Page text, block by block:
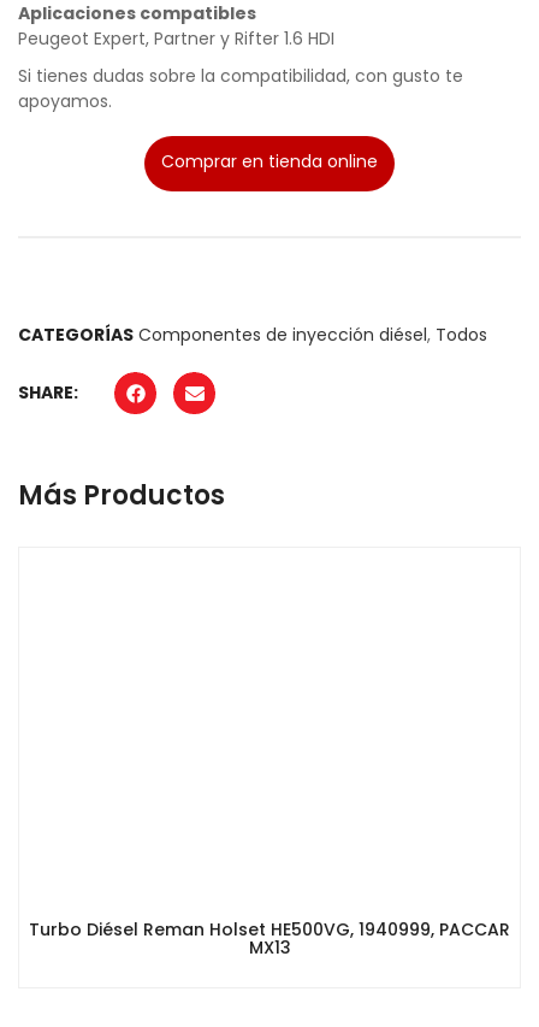
Aplicaciones compatibles
Peugeot Expert, Partner y Rifter 1.6 HDI
Si tienes dudas sobre la compatibilidad, con gusto te
apoyamos.
Comprar en tienda online
CATEGORÍAS Componentes de inyección diésel, Todos
SHARE:
Más Productos
Turbo Diésel Reman Holset HE500VG, 1940999, PACCAR
MX13